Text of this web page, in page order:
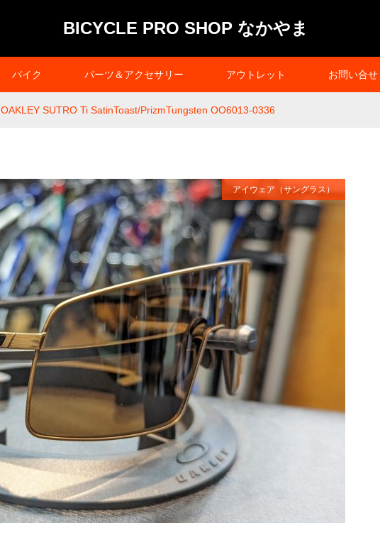
BICYCLE PRO SHOP なかやま
バイク パーツ＆アクセサリー アウトレット お問い合せ
OAKLEY SUTRO Ti SatinToast/PrizmTungsten OO6013-0336
アイウェア（サングラス）